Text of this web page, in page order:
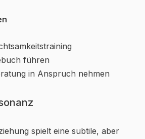
führen
in Anspruch nehmen
spielt eine subtile, aber